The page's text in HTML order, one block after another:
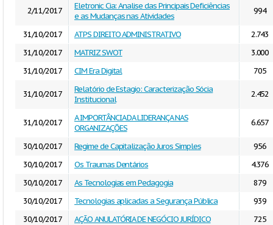
2/11/2017
Eletronic Cia: Analise das Principais Deficiências
e as Mudanças nas Atividades
994
31/10/2017 ATPS DIREITO ADMINISTRATIVO
2.743
31/10/2017
MATRIZ SWOT
3.000
31/10/2017
CIM Era Digital 705
31/10/2017
Relatório de Estagio: Caracterização Sócia
Institucional
2.452
31/10/2017
A IMPORTÂNCIA DA LIDERANÇA NAS
ORGANIZAÇÕES
6.657
30/10/2017 Regime de Capitalização Juros Simples
956
30/10/2017
Os Traumas Dentários
4.376
30/10/2017
As Tecnologias em Pedagogia
879
30/10/2017
Tecnologias aplicadas a Segurança Pública
939
30/10/2017
AÇÃO ANULATÓRIA DE NEGÓCIO JURÍDICO
725